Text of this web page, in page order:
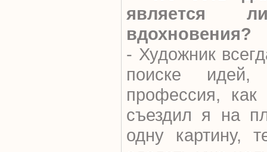
является
вдохновения?
- Художник
поиске
профессия,
съездил я на
одну картину,